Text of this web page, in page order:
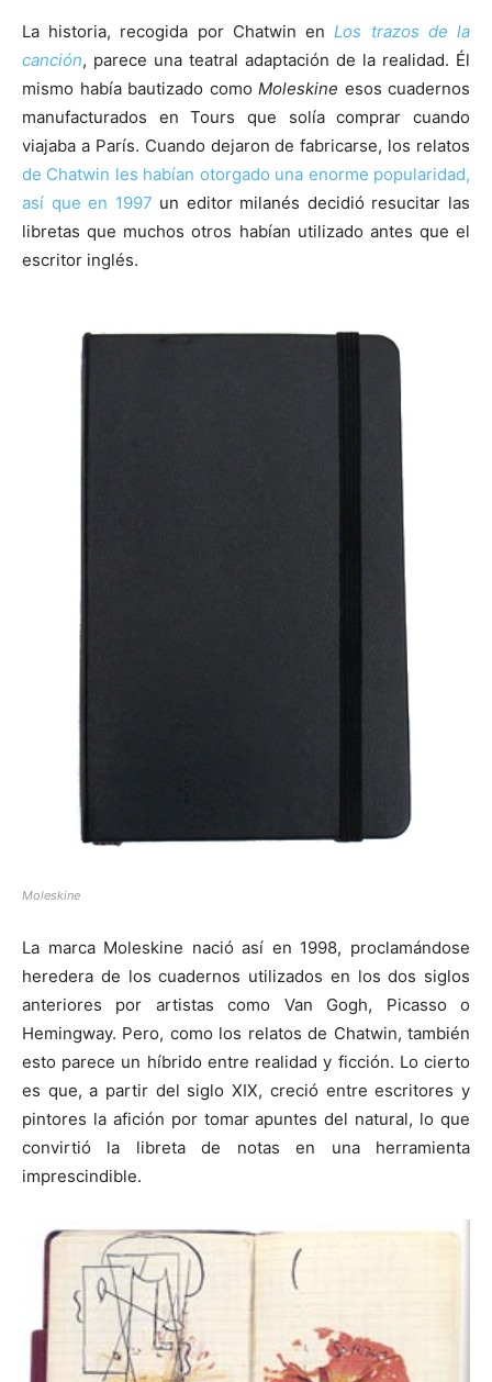
La historia, recogida por Chatwin enLos trazos de la
canción, parece una teatral adaptación de la realidad. Él
mismo había bautizado como Moleskine esos cuadernos
manufacturados en Tours que solía comprar cuando
viajaba a París. Cuando dejaron de fabricarse, los relatos
de Chatwin les habían otorgado una enorme popularidad,
así que en 1997 un editor milanés decidió resucitar las
libretas que muchos otros habían utilizado antes que el
escritor inglés.
Moleskine
La marca Moleskine nació así en 1998, proclamándose
heredera de los cuadernos utilizados en los dos siglos
anteriores por artistas como Van Gogh, Picasso o
Hemingway. Pero, como los relatos de Chatwin, también
esto parece un híbrido entre realidad y ficción. Lo cierto
es que, a partir del siglo XIX, creció entre escritores y
pintores la afición por tomar apuntes del natural, lo que
convirtió la libreta de notas en una herramienta
imprescindible.